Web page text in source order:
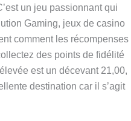
un jeu passionnant qui
Gaming, jeux de casino
comment les récompenses
des points de fidélité
est un décevant 21,00,
destination car il s’agit